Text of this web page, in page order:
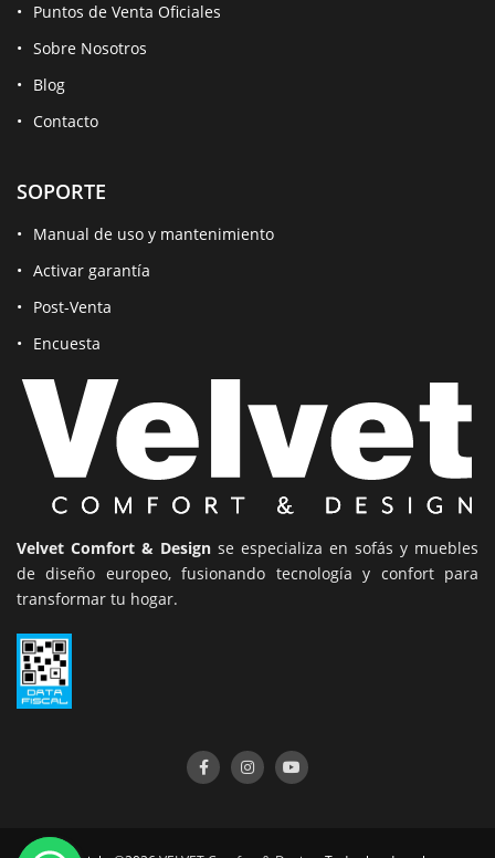
Puntos de Venta Oficiales
Sobre Nosotros
Blog
Contacto
SOPORTE
Manual de uso y mantenimiento
Activar garantía
Post-Venta
Encuesta
Velvet Comfort & Design se especializa en sofás y muebles
de diseño europeo, fusionando tecnología y confort para
transformar tu hogar.